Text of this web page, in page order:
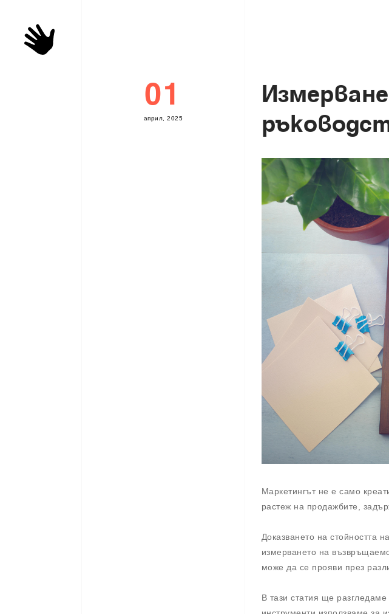
01
април, 2025
Измерване
ръководс
Маркетингът не е само
растеж на продажбите,
Доказването на стойността
измерването на
може да се прояви през
В тази статия ще